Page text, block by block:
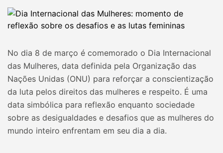
No dia 8 de março é comemorado o Dia Internacional
das Mulheres, data definida pela Organização das
Nações Unidas (ONU) para reforçar a conscientização
da luta pelos direitos das mulheres e respeito. É uma
data simbólica para reflexão enquanto sociedade
sobre as desigualdades e desafios que as mulheres do
mundo inteiro enfrentam em seu dia a dia.